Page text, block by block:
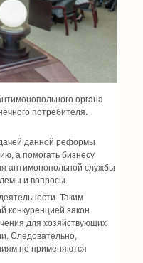
органа
потребителя.
данной реформы
а помогать бизнесу
антимонопольной службы
и вопросы.
Таким
конкуренцией закон
для хозяйствующих
Следовательно,
не применяются